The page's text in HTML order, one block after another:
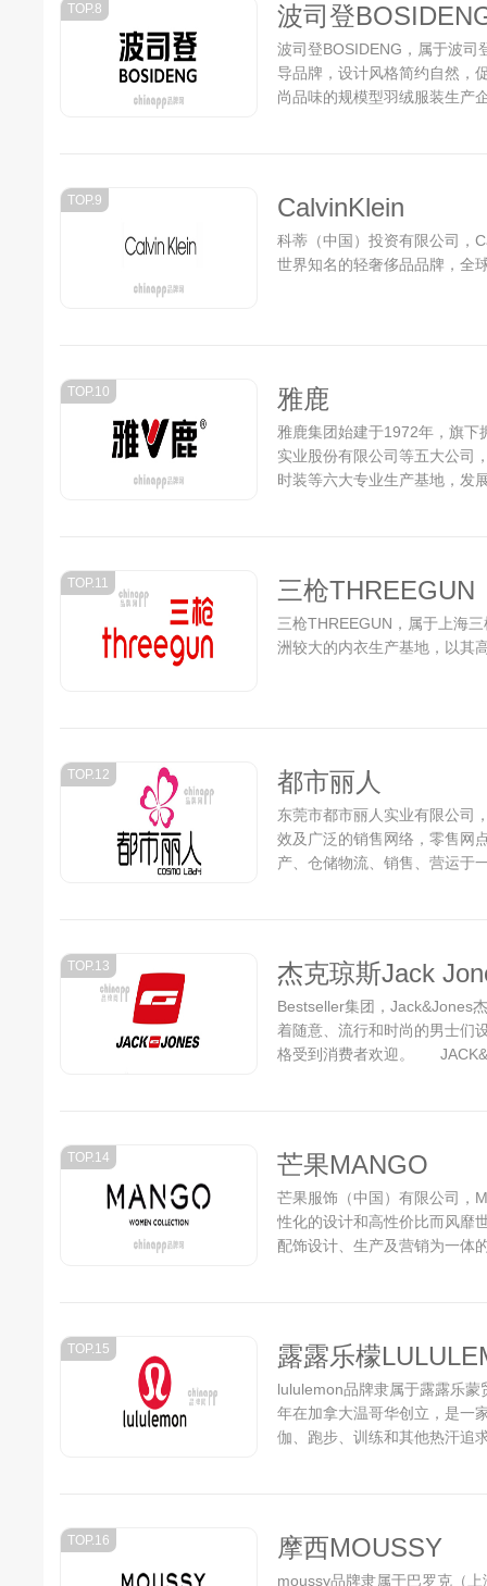
TOP.8 波司登
波司登BOSIDENG，属于波司
导品牌，设计风格简约自然，
尚品味的规模型羽绒服装生产
TOP.9 CalvinKlein
科蒂（中国）投资有限公司，
世界知名的轻奢侈品品牌，全
TOP.10 雅鹿
雅鹿集团始建于1972年，旗下
实业股份有限公司等五大公司
时装等六大专业生产基地，发
TOP.11 三枪THREEGUN
三枪THREEGUN，属于上海
洲较大的内衣生产基地，以其
TOP.12 都市丽人
东莞市都市丽人实业有限公司
效及广泛的销售网络，零售网
产、仓储物流、销售、营运于
TOP.13 杰克琼斯Jack
Bestseller集团，Jack&Jones
着随意、流行和时尚的男士们
格受到消费者欢迎。
TOP.14 芒果MANGO
芒果服饰（中国）有限公司，
性化的设计和高性价比而风靡
配饰设计、生产及营销为一
TOP.15 露露乐檬
lululemon品牌隶属于露露乐
年在加拿大温哥华创立，是一
伽、跑步、训练和其他热汗追
TOP.16 摩西MOUSSY
moussy品牌隶属于巴罗克（上